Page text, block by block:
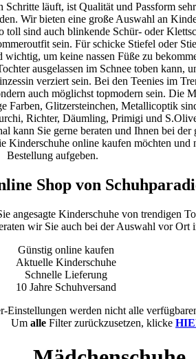
läuft, ist Qualität und Passform
Wir bieten eine große Auswahl an
sind auch blinkende Schür- oder
sein. Für schicke Stiefel oder
um keine nassen Füße zu
ausgelassen im Schnee toben kann,
verziert sein. Bei den Teenies im
auch möglichst topmodern sein. Die
Glitzersteinchen, Metallicoptik
Richter, Däumling, Primigi und
kann Sie gerne beraten und Ihnen bei
online kaufen möchten
Bestellung aufgeben.
Shop von
angesagte Kinderschuhe von trendigen
wir Sie auch bei der Auswahl vor
Günstig online kaufen
Aktuelle Kinderschuhe
Schnelle Lieferung
10 Jahre Schuhversand
Einstellungen werden nicht alle
Um alle Filter zurückzusetzen, klicke